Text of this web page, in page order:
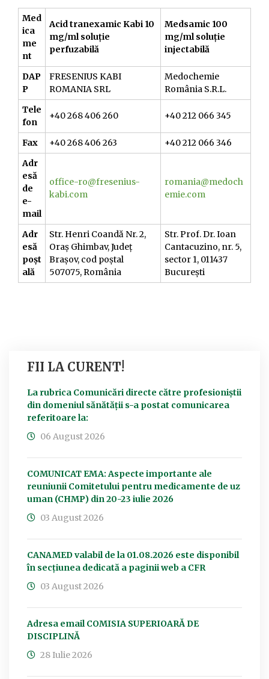
Med
ica
me
nt
Acid tranexamic Kabi 10
mg/ml soluție
perfuzabilă
Medsamic 100
mg/ml soluție
injectabilă
DAP
P
FRESENIUS KABI
ROMANIA SRL
Medochemie
România S.R.L.
Tele
fon
+40 268 406 260 +40 212 066 345
Fax +40 268 406 263
+40 212 066 346
Adr
esă
de
e-
mail
office-ro@fresenius-
kabi.com
romania@medoch
emie.com
Adr
esă
poșt
ală
Str. Henri Coandă Nr. 2,
Oraș Ghimbav, Județ
Brașov, cod poștal
507075, România
Str. Prof. Dr. Ioan
Cantacuzino, nr. 5,
sector 1, 011437
București
FII LA CURENT!
La rubrica Comunicări directe către profesioniștii
din domeniul sănătății s-a postat comunicarea
referitoare la:
06 August 2026
COMUNICAT EMA: Aspecte importante ale
reuniunii Comitetului pentru medicamente de uz
uman (CHMP) din 20-23 iulie 2026
03 August 2026
CANAMED valabil de la 01.08.2026 este disponibil
în secțiunea dedicată a paginii web a CFR
03 August 2026
Adresa email COMISIA SUPERIOARĂ DE
DISCIPLINĂ
28 Iulie 2026